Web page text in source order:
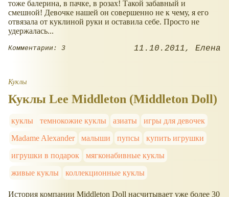
тоже балерина, в пачке, в розах! Такой забавный и
смешной! Девочке нашей он совершенно не к чему, я его
отвязала от куклиной руки и оставила себе. Просто не
удержалась...
Комментарии: 3 11.10.2011 Елена
Куклы
Куклы Lee Middleton (Middleton Doll)
куклы темнокожие куклы азиаты
игры для девочек
Madame Alexander
малыши пупсы
купить игрушки
игрушки в подарок
мягконабивные куклы
живые куклы
коллекционные куклы
История компании Middleton Doll насчитывает уже более 30